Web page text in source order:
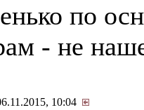
по
- не
10:04